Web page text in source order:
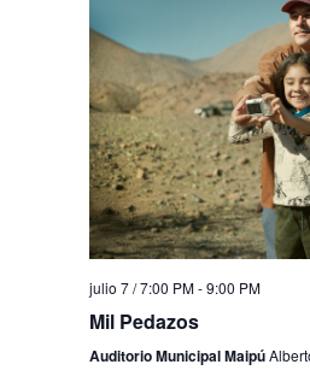
julio 7 / 7:00 PM-9:00 PM
Mil Pedazos
Auditorio Municipal Maipú